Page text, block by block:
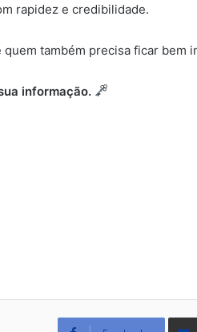
rapidez e credibilidade.
também precisa ficar bem
informação.